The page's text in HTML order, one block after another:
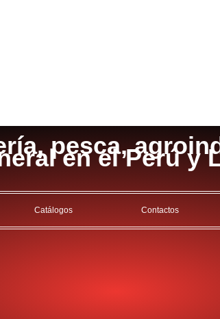
pesca,
en el Perú y
Catálogos Contactos